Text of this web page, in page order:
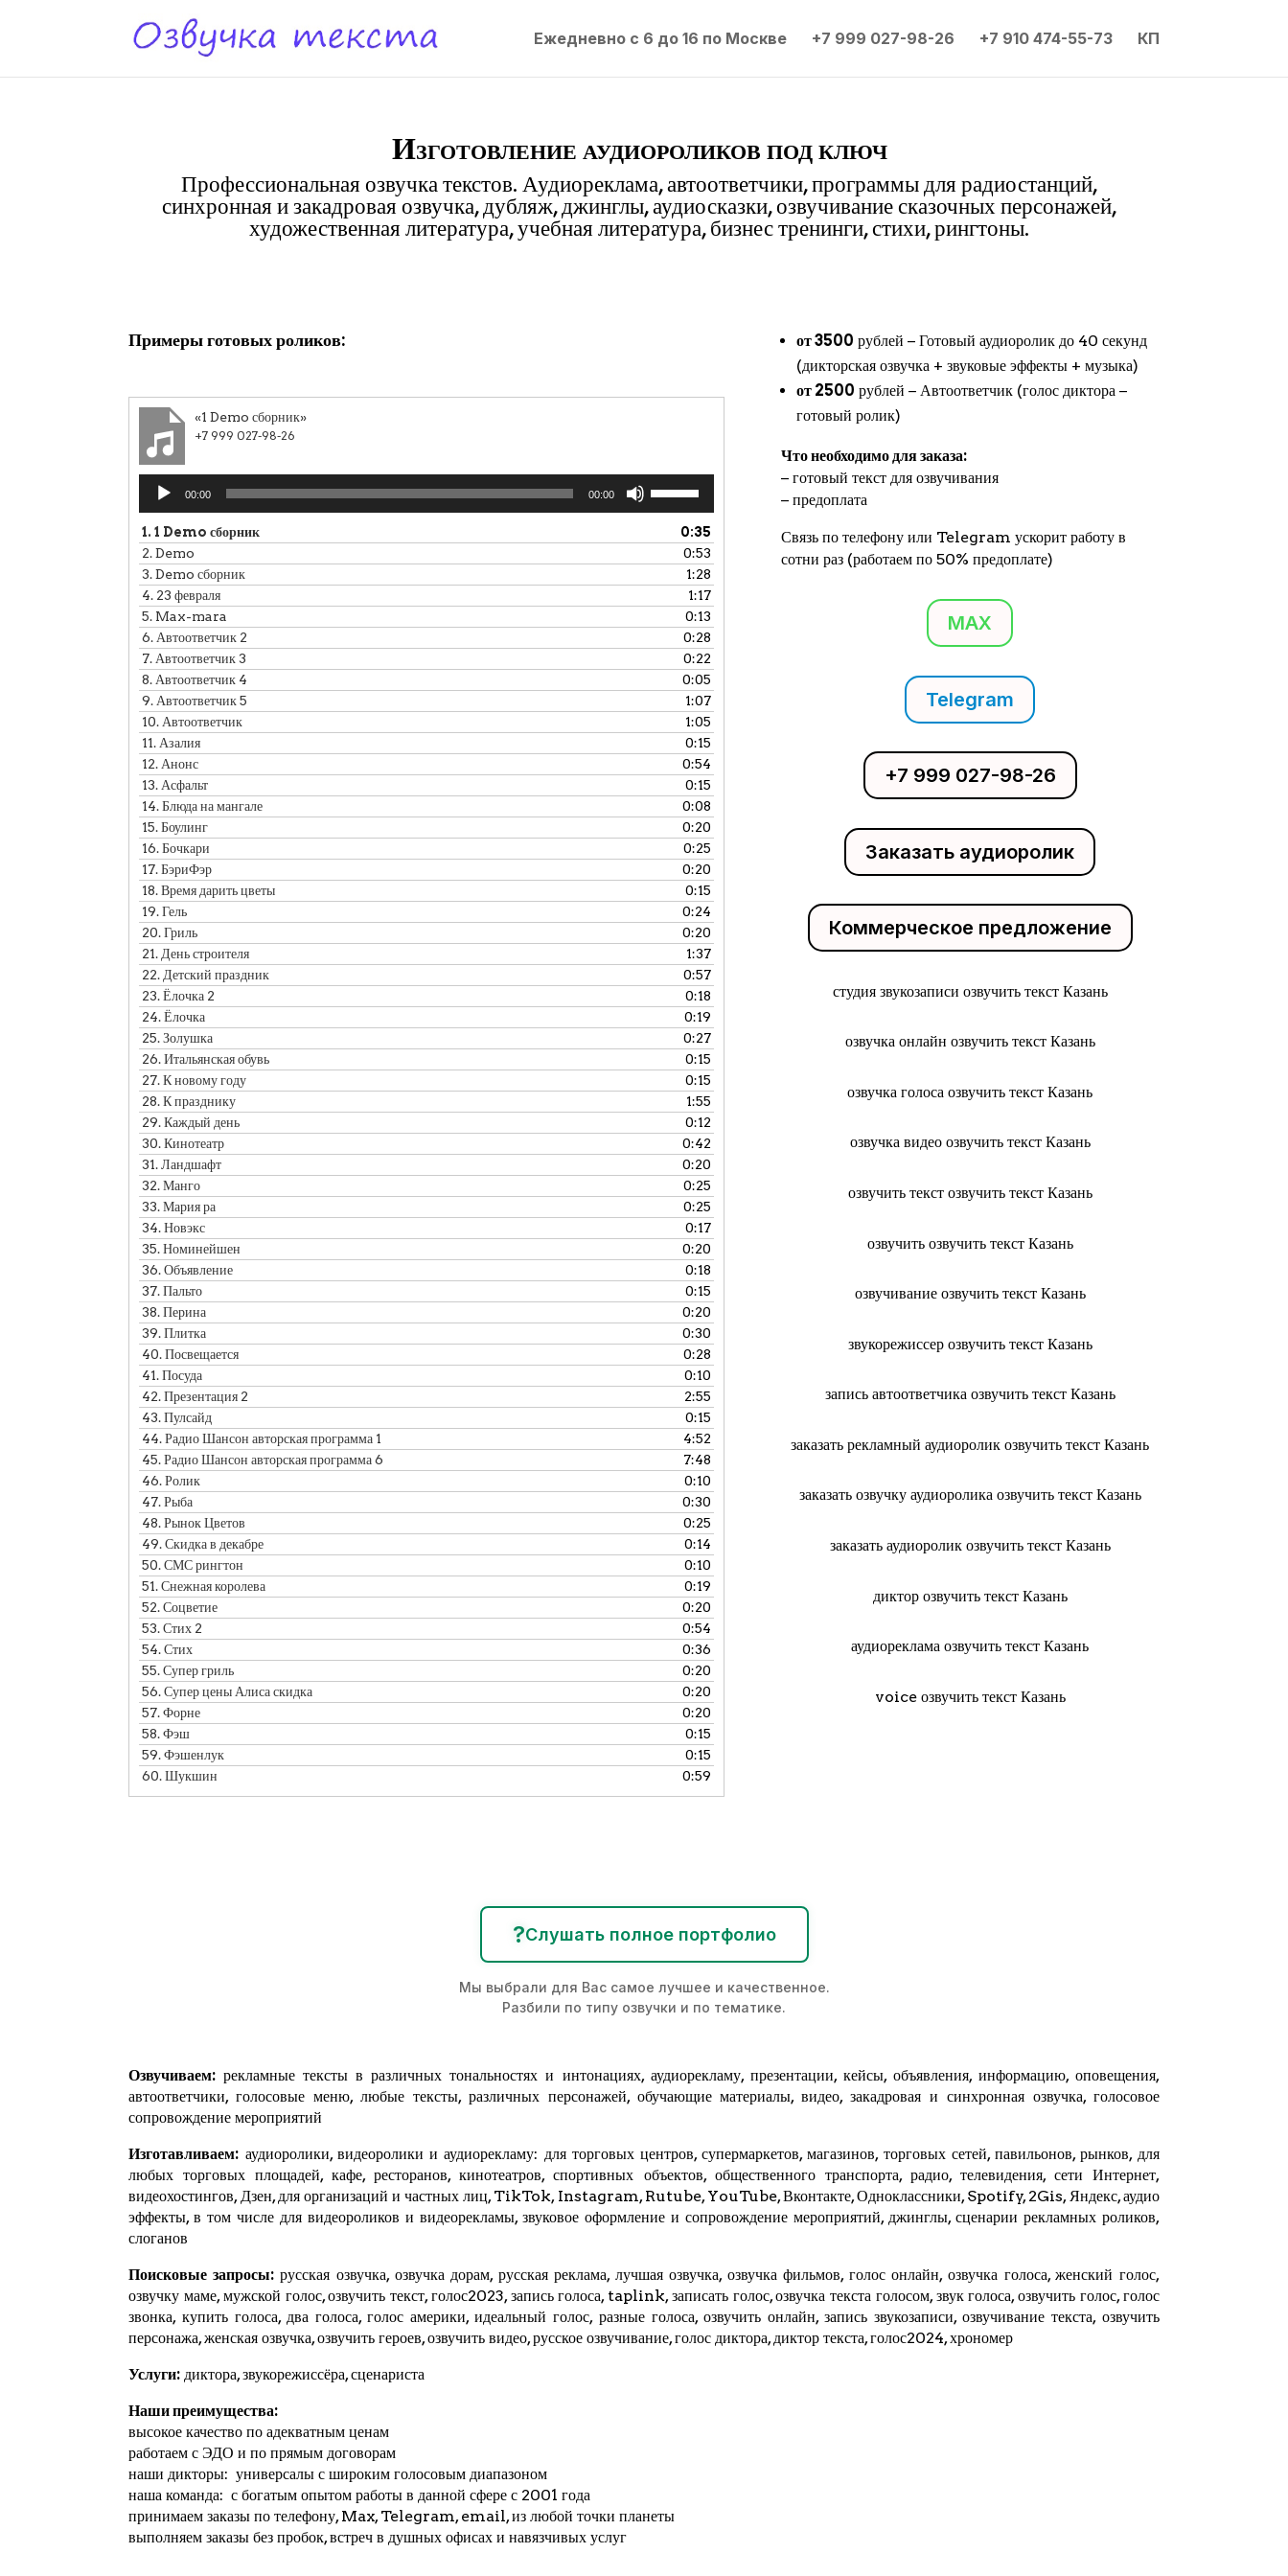
Ежедневно с 6 до 16 по Москве +7 999 027-98-26 +7 910 474-55-73 КП
Изготовление аудиороликов под ключ
Профессиональная озвучка текстов. Аудиореклама, автоответчики, программы для радиостанций,
синхронная и закадровая озвучка, дубляж, джинглы, аудиосказки, озвучивание сказочных персонажей,
художественная литература, учебная литература, бизнес тренинги, стихи, рингтоны.
Примеры готовых роликов:
«1 Demo сборник»
+7 999 027-98-26
Аудиоплеер
00:00 00:00
вверх/
вниз,
чтобы
увеличить
или
уменьшить
громкость.
1.1 Demo сборник
0:35
2.Demo
0:53
3.Demo сборник
1:28
4. 23 февраля
1:17
5. Max-mara
0:13
6.Автоответчик 2
0:28
7.Автоответчик 3
0:22
8.Автоответчик 4
0:05
9.Автоответчик 5
1:07
10.Автоответчик
1:05
11.Азалия
0:15
12.Анонс
0:54
13.Асфальт
0:15
14.Блюда на мангале
0:08
15.Боулинг
0:20
16.Бочкари
0:25
17.БэриФэр
0:20
18.Время дарить цветы
0:15
19.Гель
0:24
20.Гриль
0:20
21.День строителя
1:37
22.Детский праздник
0:57
23.Ёлочка 2
0:18
24.Ёлочка
0:19
25.Золушка
0:27
26.Итальянская обувь
0:15
27.К новому году
0:15
28.К празднику
1:55
29.Каждый день
0:12
30.Кинотеатр
0:42
31.Ландшафт
0:20
32.Манго
0:25
33.Мария ра
0:25
34.Новэкс
0:17
35.Номинейшен
0:20
36.Объявление
0:18
37.Пальто
0:15
38.Перина
0:20
39.Плитка
0:30
40.Посвещается
0:28
41.Посуда
0:10
42.Презентация 2
2:55
43.Пулсайд
0:15
44.Радио Шансон авторская программа 1
4:52
45.Радио Шансон авторская программа 6
7:48
46.Ролик
0:10
47.Рыба
0:30
48.Рынок Цветов
0:25
49.Скидка в декабре
0:14
50.СМС рингтон
0:10
51.Снежная королева
0:19
52.Соцветие
0:20
53.Стих 2
0:54
54.Стих
0:36
55.Супер гриль
0:20
56.Супер цены Алиса скидка
0:20
57.Форне
0:20
58.Фэш
0:15
59.Фэшенлук
0:15
60.Шукшин 0:59
от 3500 рублей − Готовый аудиоролик до 40 секунд
(дикторская озвучка + звуковые эффекты + музыка)
от 2500 рублей − Автоответчик (голос диктора −
готовый ролик)
Что необходимо для заказа:
− готовый текст для озвучивания
− предоплата
Связь по телефону или Telegram ускорит работу в
сотни раз (работаем по 50% предоплате)
MAX
Telegram
+7 999 027-98-26
Заказать аудиоролик
Коммерческое предложение
студия звукозаписи озвучить текст Казань
озвучка онлайн озвучить текст Казань
озвучка голоса озвучить текст Казань
озвучка видео озвучить текст Казань
озвучить текст озвучить текст Казань
озвучить озвучить текст Казань
озвучивание озвучить текст Казань
звукорежиссер озвучить текст Казань
запись автоответчика озвучить текст Казань
заказать рекламный аудиоролик озвучить текст Казань
заказать озвучку аудиоролика озвучить текст Казань
заказать аудиоролик озвучить текст Казань
диктор озвучить текст Казань
аудиореклама озвучить текст Казань
voice озвучить текст Казань
?Слушать полное портфолио
Мы выбрали для Вас самое лучшее и качественное.
Разбили по типу озвучки и по тематике.
Озвучиваем: рекламные тексты в различных тональностях и интонациях, аудиорекламу, презентации, кейсы, объявления, информацию, оповещения,
автоответчики, голосовые меню, любые тексты, различных персонажей, обучающие материалы, видео, закадровая и синхронная озвучка, голосовое
сопровождение мероприятий
Изготавливаем: аудиоролики, видеоролики и аудиорекламу: для торговых центров, супермаркетов, магазинов, торговых сетей, павильонов, рынков, для
любых торговых площадей, кафе, ресторанов, кинотеатров, спортивных объектов, общественного транспорта, радио, телевидения, сети Интернет,
видеохостингов,Дзен, для организаций и частных лиц,TikTok, Instagram,Rutube,YouTube,Вконтакте, Одноклассники, Spotify,2Gis,Яндекс, аудио
эффекты, в том числе для видеороликов и видеорекламы, звуковое оформление и сопровождение мероприятий, джинглы, сценарии рекламных роликов,
слоганов
Поисковые запросы:русская озвучка, озвучка дорам, русская реклама, лучшая озвучка, озвучка фильмов, голос онлайн, озвучка голоса, женский голос,
озвучку маме, мужской голос, озвучить текст, голос2023, запись голоса, taplink, записать голос, озвучка текста голосом, звук голоса, озвучить голос, голос
звонка, купить голоса, два голоса, голос америки, идеальный голос, разные голоса, озвучить онлайн, запись звукозаписи, озвучивание текста, озвучить
персонажа, женская озвучка, озвучить героев, озвучить видео, русское озвучивание, голос диктора, диктор текста, голос2024,хрономер
Услуги: диктора, звукорежиссёра, сценариста
Наши преимущества:
высокое качество по адекватным ценам
работаем с ЭДО и по прямым договорам
наши дикторы: универсалы с широким голосовым диапазоном
наша команда: с богатым опытом работы в данной сфере с 2001 года
принимаем заказы по телефону, Max,Telegram, email, из любой точки планеты
выполняем заказы без пробок, встреч в душных офисах и навязчивых услуг